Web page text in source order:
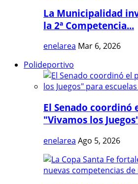
La Municipalidad
la 2ª Competencia...
enelarea Mar 6, 2026
Polideportivo
El Senado coordinó
"Vivamos los
enelarea Ago 5, 2026